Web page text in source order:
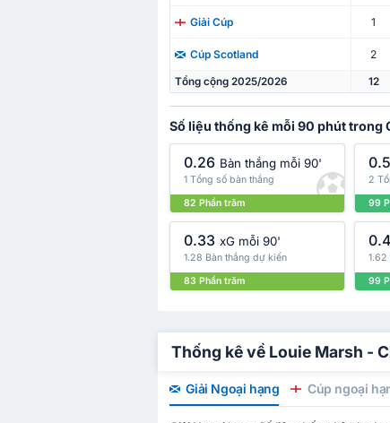
Giải Cúp 1
Cúp Scotland 2
Tổng cộng 2025/2026 12
Số liệu thống kê mỗi 90 phút trong
0.26 Bàn thắng mỗi 90'
1 Tổng số bàn thắng
82 Phần trăm
2
99
0.33 xG mỗi 90'
1.28 Bàn thắng dự kiến
83 Phần trăm
99
Thống kê về Louie Marsh -
Giải Ngoại hạng Cúp ngoại